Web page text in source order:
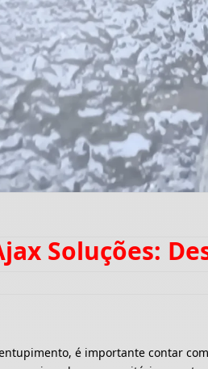
Soluções:
é importante contar